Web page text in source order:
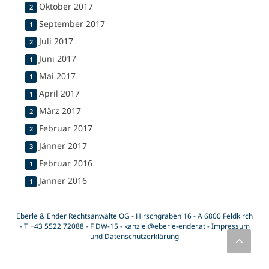
2 Oktober 2017
1 September 2017
2 Juli 2017
1 Juni 2017
1 Mai 2017
1 April 2017
2 März 2017
2 Februar 2017
3 Jänner 2017
1 Februar 2016
1 Jänner 2016
Eberle & Ender Rechtsanwälte OG - Hirschgraben 16 - A 6800 Feldkirch
- T+43 5522 72088- F DW-15 - kanzlei@eberle-ender.at-Impressum
und Datenschutzerklärung